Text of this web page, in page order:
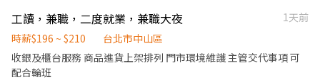
小時。 目前雇主這邊可以的時間是：平日週一到週五，白天到晚上
九點前皆可。六日另議。 （細節可再商議，薪水會依商議過後配合
方式及試做表現調整，試做時薪200元。） 【注意事項】： 家裡有
兩隻小臘腸，很親人，希望至少不會怕狗狗再來應徵，如果是愛狗
工讀，兼職，二度就業，兼職大夜
1天前
時薪$196 ~ $210
台北市中山區
收銀及櫃台服務 商品進貨上架排列 門市環境維護 主管交代事項 可
配合輪班